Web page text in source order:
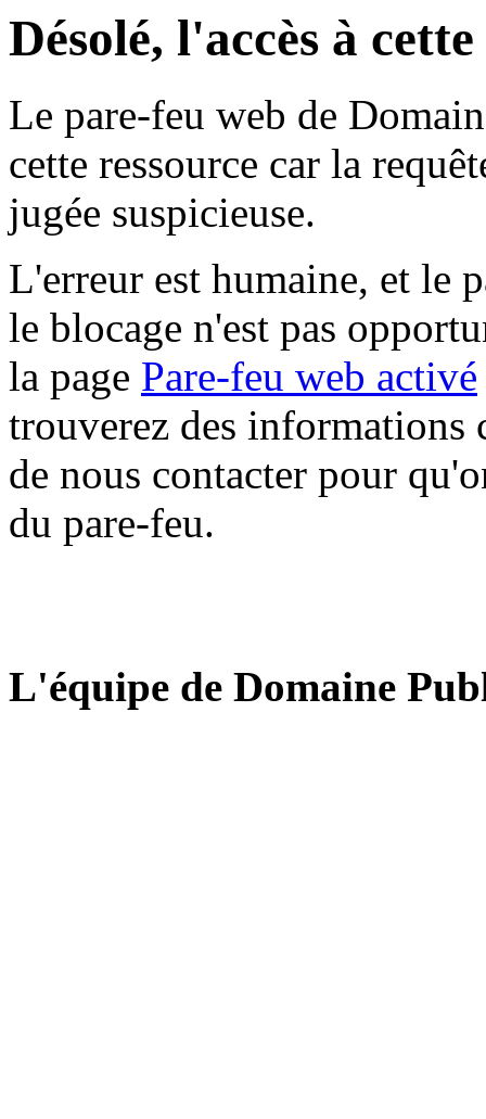
Désolé, l'accès à
Le pare-feu web de
cette ressource car la
jugée suspicieuse.
L'erreur est humaine, et le
le blocage n'est pas
la page Pare-feu web activé
trouverez des informations
de nous contacter pour
du pare-feu.
L'équipe de Domaine